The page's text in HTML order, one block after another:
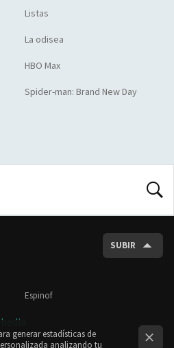
Listas
La odisea
HBO Max
Spider-man: Brand New Day
SUBIR
Espinof
generar estadísticas de
analizando tu